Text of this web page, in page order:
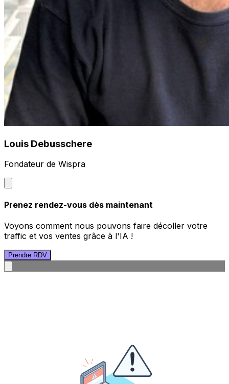
Louis Debusschere
Fondateur de Wispra
Prenez rendez-vous dès maintenant
Voyons comment nous pouvons faire décoller votre
traffic et vos ventes grâce à l'IA !
Prendre RDV